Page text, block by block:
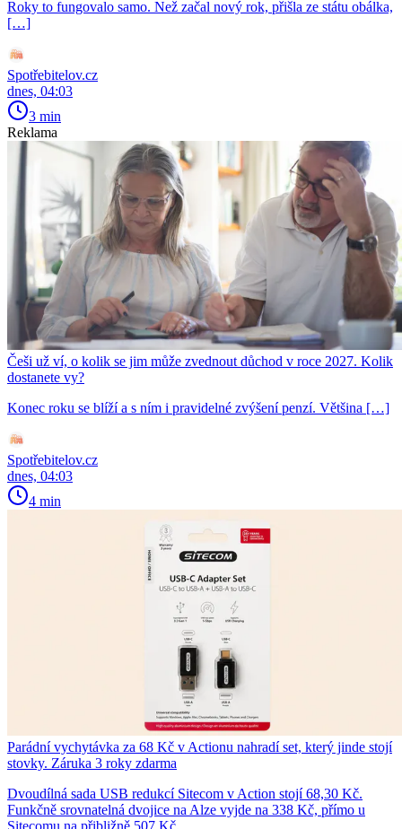
Roky to fungovalo samo. Než začal nový rok, přišla ze státu obálka,
[…]
Spotřebitelov.cz
dnes, 04:03
3 min
Reklama
Češi už ví, o kolik se jim může zvednout důchod v roce 2027. Kolik
dostanete vy?
Konec roku se blíží a s ním i pravidelné zvýšení penzí. Většina […]
Spotřebitelov.cz
dnes, 04:03
4 min
Parádní vychytávka za 68 Kč v Actionu nahradí set, který jinde stojí
stovky. Záruka 3 roky zdarma
Dvoudílná sada USB redukcí Sitecom v Action stojí 68,30 Kč.
Funkčně srovnatelná dvojice na Alze vyjde na 338 Kč, přímo u